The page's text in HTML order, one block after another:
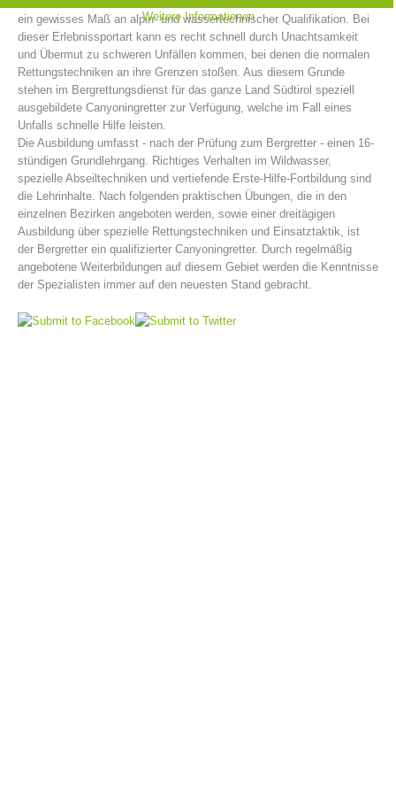
Bergrettungsstellen
ein gewisses Maß an alpin- und wassertechnischer Qualifikation. Bei
dieser Erlebnissportart kann es recht schnell durch Unachtsamkeit
und Übermut zu schweren Unfällen kommen, bei denen die normalen
Rettungstechniken an ihre Grenzen stoßen. Aus diesem Grunde
stehen im Bergrettungsdienst für das ganze Land Südtirol speziell
ausgebildete Canyoningretter zur Verfügung, welche im Fall eines
Unfalls schnelle Hilfe leisten.
Die Ausbildung umfasst - nach der Prüfung zum Bergretter - einen 16-
stündigen Grundlehrgang. Richtiges Verhalten im Wildwasser,
spezielle Abseiltechniken und vertiefende Erste-Hilfe-Fortbildung sind
die Lehrinhalte. Nach folgenden praktischen Übungen, die in den
einzelnen Bezirken angeboten werden, sowie einer dreitägigen
Ausbildung über spezielle Rettungstechniken und Einsatztaktik, ist
der Bergretter ein qualifizierter Canyoningretter. Durch regelmäßig
angebotene Weiterbildungen auf diesem Gebiet werden die Kenntnisse
der Spezialisten immer auf den neuesten Stand gebracht.
Weitere Informationen